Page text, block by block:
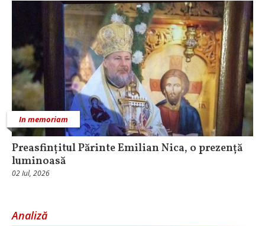
In memoriam
Preasfințitul Părinte Emilian Nica, o prezență
luminoasă
02 Iul, 2026
Analiză